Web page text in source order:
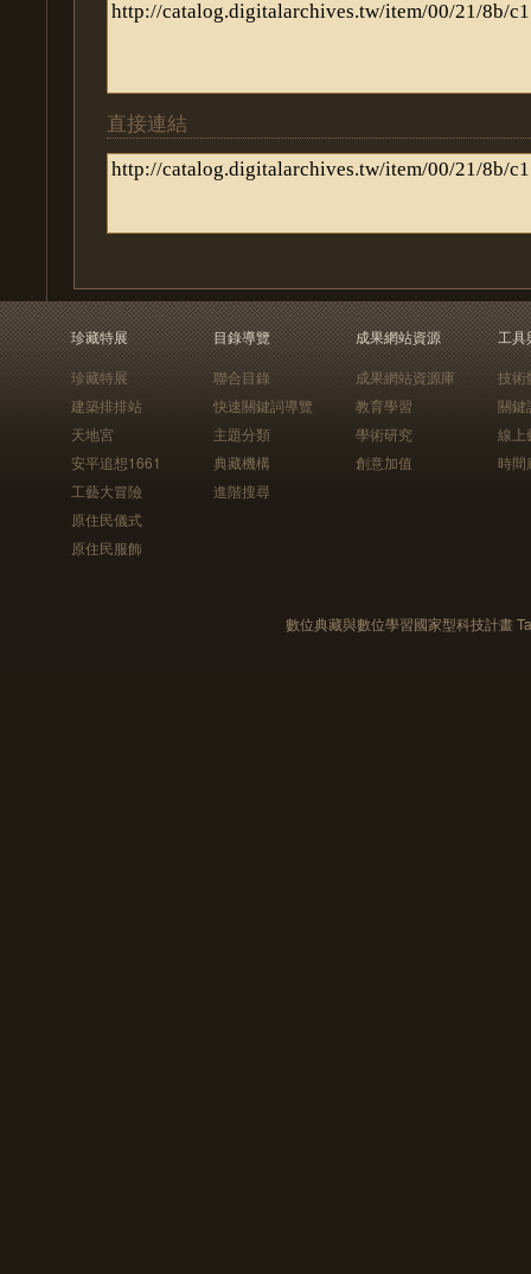
直接連結
珍藏特展
珍藏特展
建築排排站
天地宮
安平追想1661
工藝大冒險
原住民儀式
原住民服飾
目錄導覽
聯合目錄
快速關鍵詞導覽
主題分類
典藏機構
進階搜尋
成果網站資源
成果網站資源庫
教育學習
學術研究
創意加值
工具
技術
關鍵
線上
時間
數位典藏與數位學習國家型科技計畫